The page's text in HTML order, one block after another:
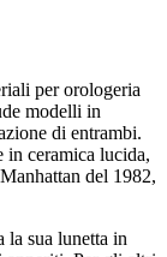
per orologeria
modelli in
di entrambi.
in ceramica lucida,
del 1982,
la sua lunetta in